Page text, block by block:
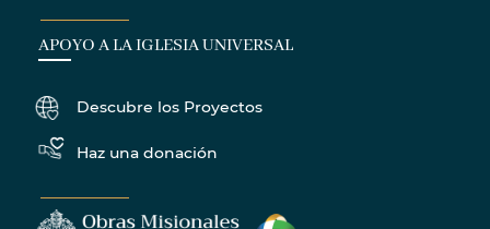
APOYO A LA IGLESIA UNIVERSAL
Descubre los Proyectos
Haz una donación